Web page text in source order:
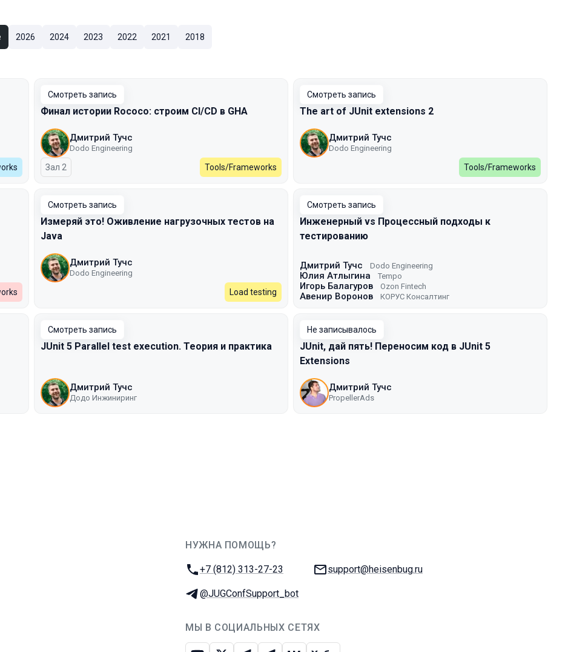
2026 2024 2023 2022 2021 2018
Смотреть запись
Финал истории Rococo: строим CI/CD в GHA
Дмитрий Тучс
Dodo Engineering
Зал 2 Tools/Frameworks
Смотреть запись
The art of JUnit extensions 2
Дмитрий Тучс
Dodo Engineering
Tools/Frameworks
Смотреть запись
Измеряй это! Оживление нагрузочных тестов на
Java
Дмитрий Тучс
Dodo Engineering
Load testing
Смотреть запись
Инженерный vs Процессный подходы к
тестированию
Дмитрий Тучс Dodo Engineering
Юлия Атлыгина Tempo
Игорь Балагуров Ozon Fintech
Авенир Воронов КОРУС Консалтинг
Смотреть запись
JUnit 5 Parallel test execution. Теория и практика
Дмитрий Тучс
Додо Инжиниринг
Не записывалось
JUnit, дай пять! Переносим код в JUnit 5
Extensions
Дмитрий Тучс
PropellerAds
НУЖНА ПОМОЩЬ?
Телефон:
+7 (812) 313-27-23 E-mail:
support@heisenbug.ru
Телеграм:
@JUGConfSupport_bot
МЫ В СОЦИАЛЬНЫХ СЕТЯХ